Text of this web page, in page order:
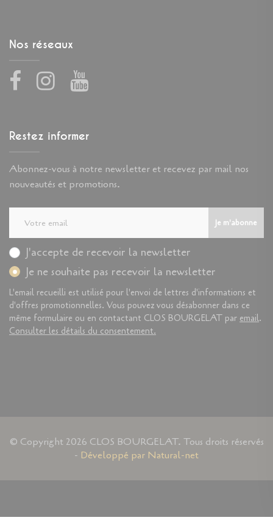
Nos réseaux
FacebookInstagramYoutube
Restez informer
Abonnez-vous à notre newsletter et recevez par mail nos
nouveautés et promotions.
Je m'abonne
J'accepte de recevoir la newsletter
Je ne souhaite pas recevoir la newsletter
L'email recueilli est utilisé pour l'envoi de lettres d'informations et
d'offres promotionnelles. Vous pouvez vous désabonner dans ce
même formulaire ou en contactant CLOS BOURGELAT par email.
Consulter les détails du consentement.
© Copyright 2026 CLOS BOURGELAT. Tous droits réservés
- Développé par Natural-net